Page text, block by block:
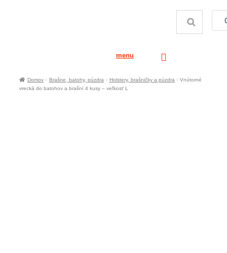
menu
Domov Brašne, batohy, púzdra Holstery, brašničky a púzdra
Vnútorné
vrecká do batohov a brašní 4 kusy – veľkosť L